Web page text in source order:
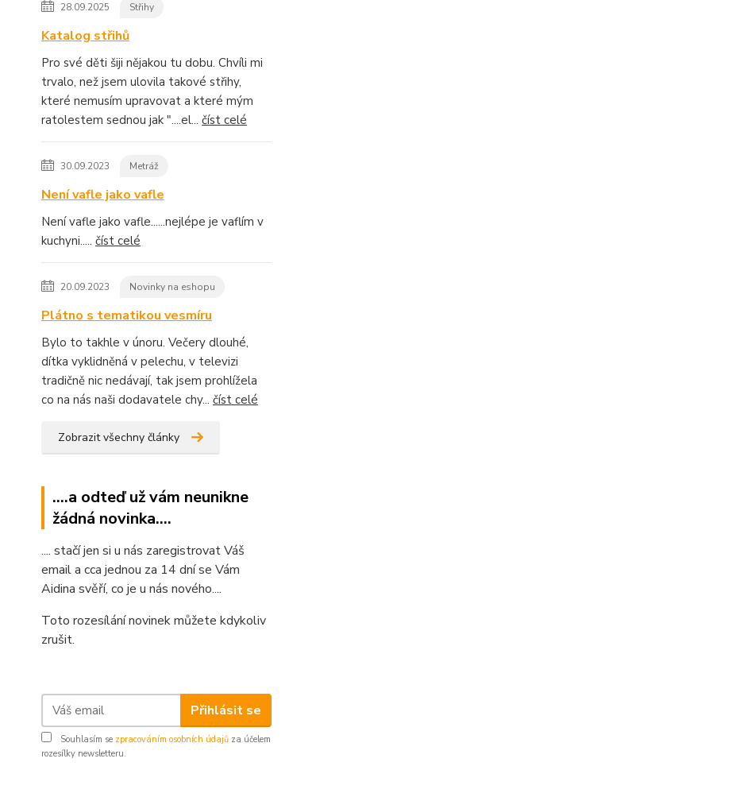
28.09.2025 Střihy
Katalog střihů
Pro své děti šiji nějakou tu dobu. Chvíli mi
trvalo, než jsem ulovila takové střihy,
které nemusím upravovat a které mým
ratolestem sednou jak "....el... číst celé
30.09.2023 Metráž
Není vafle jako vafle
Není vafle jako vafle......nejlépe je vaflím v
kuchyni..... číst celé
20.09.2023 Novinky na eshopu
Plátno s tematikou vesmíru
Bylo to takhle v únoru. Večery dlouhé,
dítka vyklidněná v pelechu, v televizi
tradičně nic nedávají, tak jsem prohlížela
co na nás naši dodavatele chy... číst celé
Zobrazit všechny články
....a odteď už vám neunikne
žádná novinka....
.... stačí jen si u nás zaregistrovat Váš
email a cca jednou za 14 dní se Vám
Aidina svěří, co je u nás nového....
Toto rozesílání novinek můžete kdykoliv
zrušit.
Přihlásit se
Souhlasím se zpracováním osobních údajů za účelem
rozesílky newsletteru.